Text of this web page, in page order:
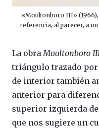
«Moultonboro III» (1966),
referencia, al parecer, a
La obra Moultonboro
triángulo trazado por
de interior también
anterior para
superior izquierda
que nos sugiere un